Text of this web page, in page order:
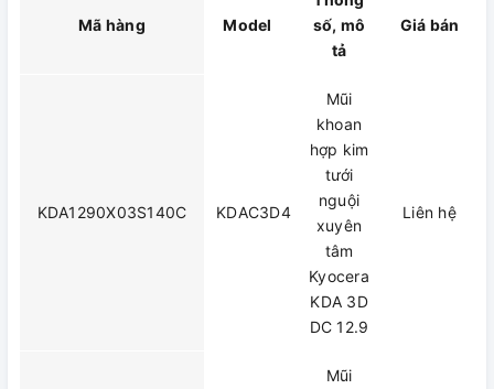
Mã hàng Model
số, mô
tả
Giá bán
KDA1290X03S140C KDAC3D4
Mũi
khoan
hợp kim
tưới
nguội
xuyên
tâm
Kyocera
KDA 3D
DC 12.9
Liên hệ
Mũi